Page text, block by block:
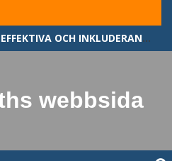
MÖTESORDFÖRANDE FÖR EFFEKTIVA OCH INKLUDERANDE MÖTEN
webbsida